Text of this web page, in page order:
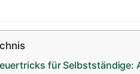
für Selbstständige: